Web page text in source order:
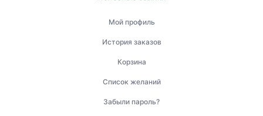
Мой профиль
История заказов
Корзина
Список желаний
Забыли пароль?